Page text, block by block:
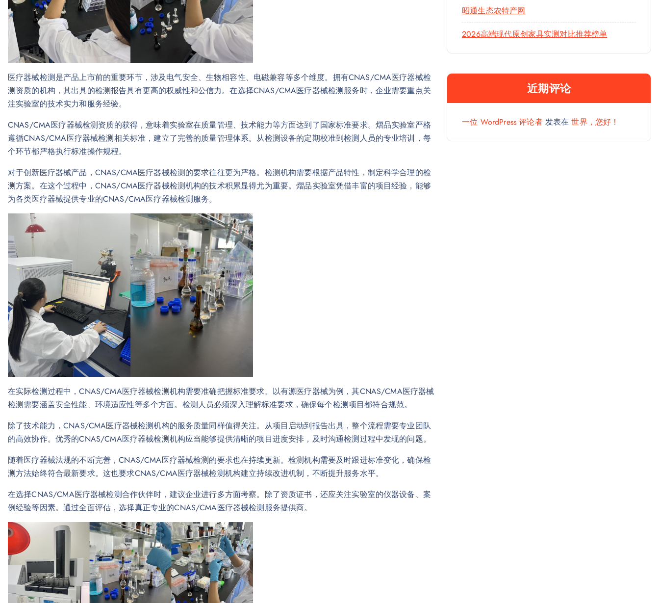
医疗器械检测是产品上市前的重要环节，涉及电气安全、生物相容性、电磁兼容等多个维度。拥有CNAS/CMA医疗器械检
测资质的机构，其出具的检测报告具有更高的权威性和公信力。在选择CNAS/CMA医疗器械检测服务时，企业需要重点关
注实验室的技术实力和服务经验。
CNAS/CMA医疗器械检测资质的获得，意味着实验室在质量管理、技术能力等方面达到了国家标准要求。熠品实验室严格
遵循CNAS/CMA医疗器械检测相关标准，建立了完善的质量管理体系。从检测设备的定期校准到检测人员的专业培训，每
个环节都严格执行标准操作规程。
对于创新医疗器械产品，CNAS/CMA医疗器械检测的要求往往更为严格。检测机构需要根据产品特性，制定科学合理的检
测方案。在这个过程中，CNAS/CMA医疗器械检测机构的技术积累显得尤为重要。熠品实验室凭借丰富的项目经验，能够
为各类医疗器械提供专业的CNAS/CMA医疗器械检测服务。
在实际检测过程中，CNAS/CMA医疗器械检测机构需要准确把握标准要求。以有源医疗器械为例，其CNAS/CMA医疗器械
检测需要涵盖安全性能、环境适应性等多个方面。检测人员必须深入理解标准要求，确保每个检测项目都符合规范。
除了技术能力，CNAS/CMA医疗器械检测机构的服务质量同样值得关注。从项目启动到报告出具，整个流程需要专业团队
的高效协作。优秀的CNAS/CMA医疗器械检测机构应当能够提供清晰的项目进度安排，及时沟通检测过程中发现的问题。
随着医疗器械法规的不断完善，CNAS/CMA医疗器械检测的要求也在持续更新。检测机构需要及时跟进标准变化，确保检
测方法始终符合最新要求。这也要求CNAS/CMA医疗器械检测机构建立持续改进机制，不断提升服务水平。
在选择CNAS/CMA医疗器械检测合作伙伴时，建议企业进行多方面考察。除了资质证书，还应关注实验室的仪器设备、案
例经验等因素。通过全面评估，选择真正专业的CNAS/CMA医疗器械检测服务提供商。
昭通生态农特产网
2026高端现代原创家具实测对比推荐榜单
近期评论
一位 WordPress 评论者发表在世界，您好！